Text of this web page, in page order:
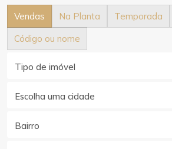
Vendas Na Planta Temporada
Código ou nome
Tipo de imóvel
Escolha uma cidade
Bairro